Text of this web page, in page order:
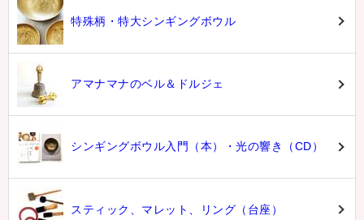
特殊柄・特大シンギングボウル
アマナマナのベル＆ドルジェ
シンギングボウル入門（本）・光の響き（CD）
スティック、マレット、リング（台座）